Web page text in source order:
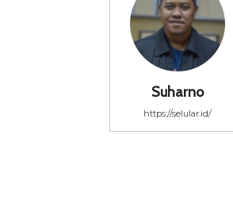
Suharno
https://selular.id/